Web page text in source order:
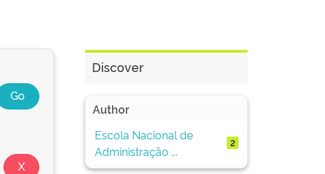
Discover
Author
Escola Nacional de
Administração ...
2